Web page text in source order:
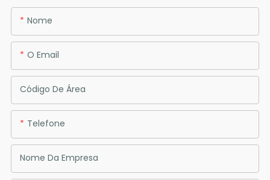
Nome
O Email
Código De Área
Telefone
Nome Da Empresa